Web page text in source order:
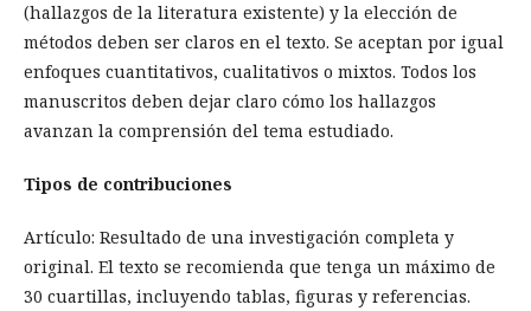
(hallazgos de la literatura existente) y la elección de
métodos deben ser claros en el texto. Se aceptan por igual
enfoques cuantitativos, cualitativos o mixtos. Todos los
manuscritos deben dejar claro cómo los hallazgos
avanzan la comprensión del tema estudiado.
Tipos de contribuciones
Artículo: Resultado de una investigación completa y
original. El texto se recomienda que tenga un máximo de
30 cuartillas, incluyendo tablas, figuras y referencias.